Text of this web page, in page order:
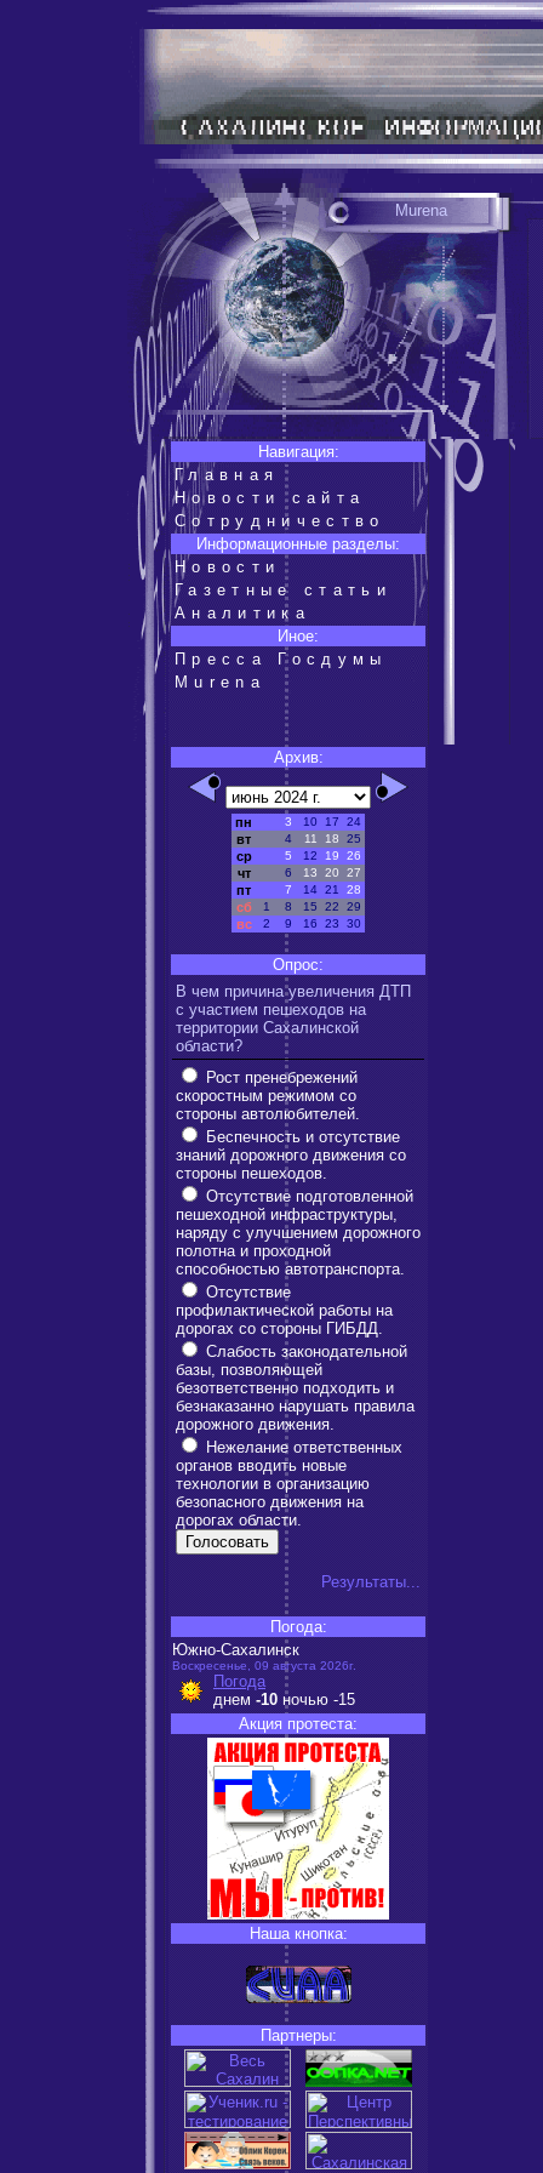
Murena
Навигация:
Главная
Новости сайта
Сотрудничество
Информационные разделы:
Новости
Газетные статьи
Аналитика
Иное:
Пресса Госдумы
Murena
Архив:
пн 3 10 17 24
вт 4 11 18 25
ср 5 12 19 26
чт 6 13 20 27
пт 7 14 21 28
сб 1 8 15 22 29
вс 2 9 16 23 30
Опрос:
В чем причина увеличения ДТП
с участием пешеходов на
территории Сахалинской
области?
Рост пренебрежений
скоростным режимом со
стороны автолюбителей.
Беспечность и отсутствие
знаний дорожного движения со
стороны пешеходов.
Отсутствие подготовленной
пешеходной инфраструктуры,
наряду с улучшением дорожного
полотна и проходной
способностью автотранспорта.
Отсутствие
профилактической работы на
дорогах со стороны ГИБДД.
Слабость законодательной
базы, позволяющей
безответственно подходить и
безнаказанно нарушать правила
дорожного движения.
Нежелание ответственных
органов вводить новые
технологии в организацию
безопасного движения на
дорогах области.
Результаты...
Погода:
Южно-Сахалинск
Воскресенье, 09 августа 2026г.
Погода
днем -10 ночью -15
Акция протеста:
Наша кнопка:
Партнеры: